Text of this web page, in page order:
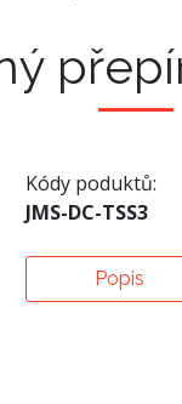
Kódy poduktů:
JMS-DC-TSS3
Popis